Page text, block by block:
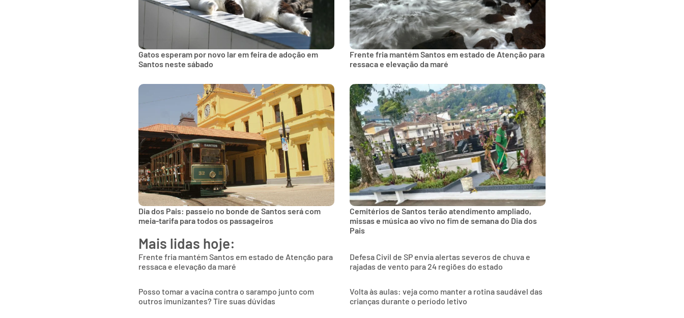
Gatos esperam por novo lar em feira de adoção em
Santos neste sábado
Frente fria mantém Santos em estado de Atenção para
ressaca e elevação da maré
Dia dos Pais: passeio no bonde de Santos será com
meia-tarifa para todos os passageiros
Cemitérios de Santos terão atendimento ampliado,
missas e música ao vivo no fim de semana do Dia dos
Pais
Mais lidas hoje:
Frente fria mantém Santos em estado de Atenção para
ressaca e elevação da maré
Defesa Civil de SP envia alertas severos de chuva e
rajadas de vento para 24 regiões do estado
Posso tomar a vacina contra o sarampo junto com
outros imunizantes? Tire suas dúvidas
Volta às aulas: veja como manter a rotina saudável das
crianças durante o período letivo